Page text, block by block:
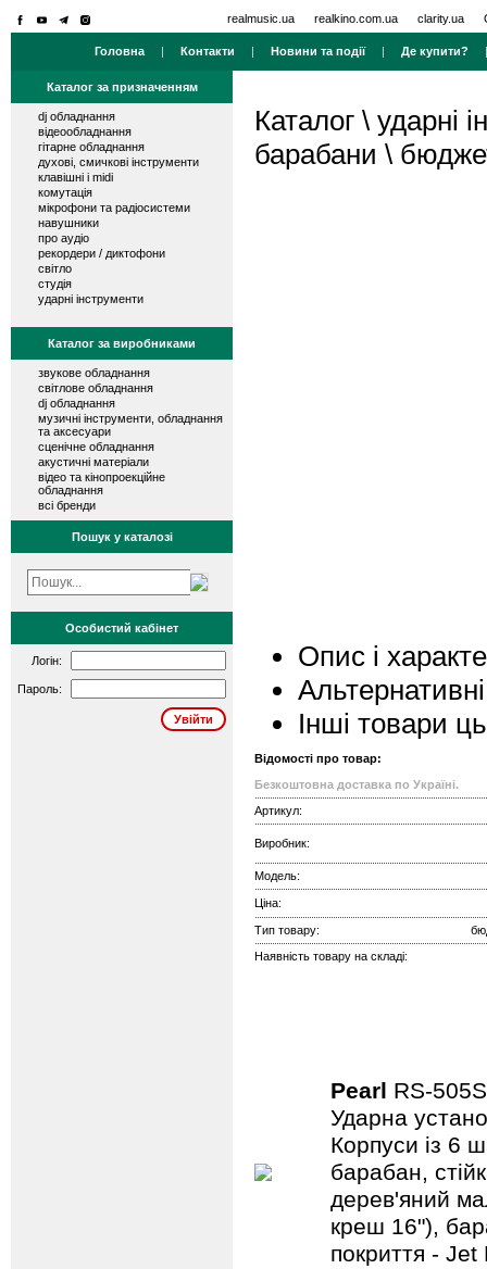
realmusic.ua realkino.com.ua clarity.ua
Головна | Контакти | Новини та події| Де купити?
Каталог за призначенням
dj обладнання
відеообладнання
гітарне обладнання
духові, смичкові інструменти
клавішні і midi
комутація
мікрофони та радіосистеми
навушники
про аудіо
рекордери / диктофони
світло
студія
ударні інструменти
Каталог за виробниками
звукове обладнання
світлове обладнання
dj обладнання
музичні інструменти, обладнання
та аксесуари
сценічне обладнання
акустичні матеріали
відео та кінопроекційне
обладнання
всі бренди
Пошук у каталозі
Особистий кабінет
Логін:
Пароль:
Каталог \ ударні
барабани \
Опис і
Інші товари
Відомості про товар:
Безкоштовна доставка по Україні.
Артикул:
Виробник:
Модель:
Ціна:
Тип товару:
Наявність товару на складі:
Pearl RS-
Ударна
Корпуси із 6
барабан,
дерев'яний
креш 16"),
покриття - Jet